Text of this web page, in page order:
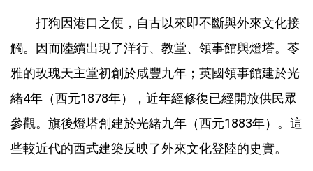
打狗因港口之便，自古以來即不斷與外來文化接
觸。因而陸續出現了洋行、教堂、領事館與燈塔。苓
雅的玫瑰天主堂初創於咸豐九年；英國領事館建於光
緒4年（西元1878年），近年經修復已經開放供民眾
參觀。旗後燈塔創建於光緒九年（西元1883年）。這
些較近代的西式建築反映了外來文化登陸的史實。